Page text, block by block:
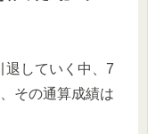
退していく中、7
その通算成績は